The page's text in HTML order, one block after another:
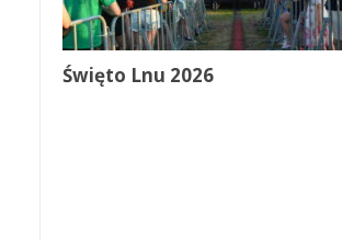
Święto Lnu 2026